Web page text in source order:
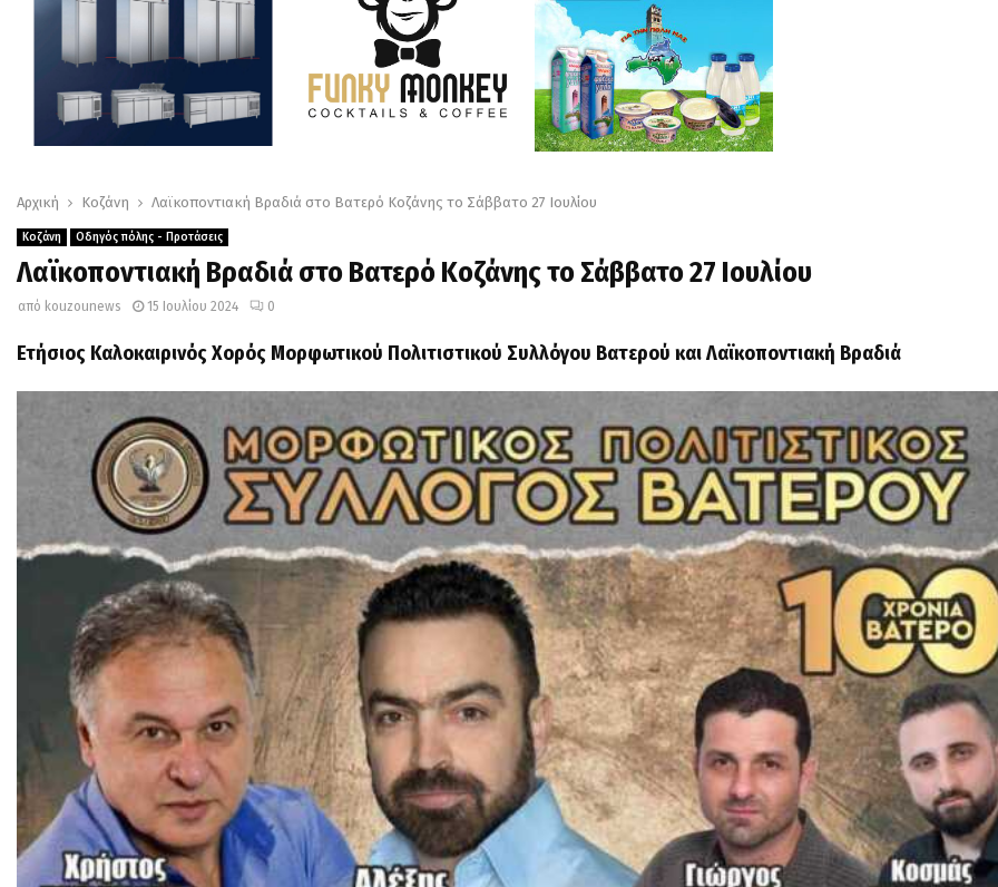
Αρχική Κοζάνη Λαϊκοποντιακή Βραδιά στο Βατερό Κοζάνης το Σάββατο 27 Ιουλίου
Κοζάνη Οδηγός πόλης - Προτάσεις
Λαϊκοποντιακή Βραδιά στο Βατερό Κοζάνης το Σάββατο 27 Ιουλίου
από kouzounews 15 Ιουλίου 2024 0
Ετήσιος Καλοκαιρινός Χορός Μορφωτικού Πολιτιστικού Συλλόγου Βατερού και Λαϊκοποντιακή Βραδιά